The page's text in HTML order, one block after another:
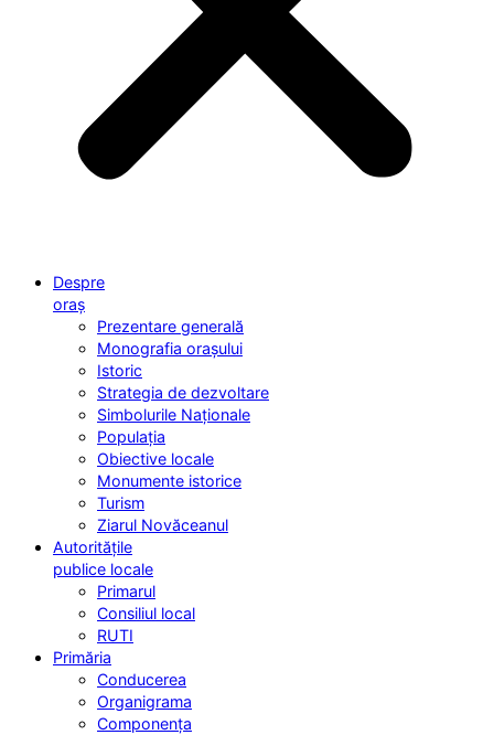
Despre
oraș
Prezentare generală
Monografia orașului
Istoric
Strategia de dezvoltare
Simbolurile Naționale
Populația
Obiective locale
Monumente istorice
Turism
Ziarul Novăceanul
Autoritățile
publice locale
Primarul
Consiliul local
RUTI
Primăria
Conducerea
Organigrama
Componența